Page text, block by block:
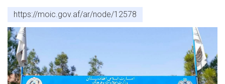
https://moic.gov.af/ar/node/12578